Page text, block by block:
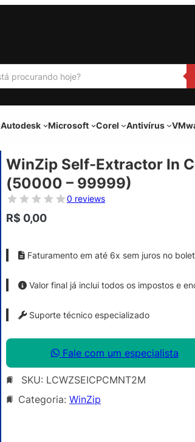
Autodesk Microsoft Corel Antivírus
WinZip Self-Extractor In
(50000 – 99999)
0 reviews
R$ 0,00
Faturamento em até 6x sem juros no
Valor final já inclui todos os impostos e
Suporte técnico especializado
Fale com um especialista
SKU: LCWZSEICPCMNT2M
Categoria: WinZip